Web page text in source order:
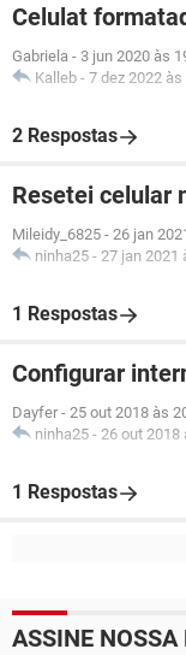
Celulat
Gabriela - 3 jun 2020 às
Kalleb - 7 dez 2022 às
2 Respostas
Resetei celular
Mileidy_6825 - 26 jan
ninha25 - 27 jan 2021
1 Respostas
Configurar
Dayfer - 25 out 2018 às
ninha25 - 26 out 2018
1 Respostas
ASSINE NOSSA